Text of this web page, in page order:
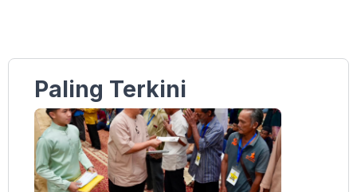
Paling Terkini